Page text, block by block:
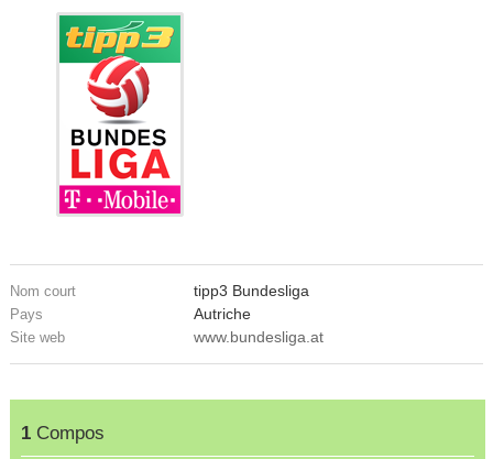
Nom court tipp3 Bundesliga
Pays Autriche
Site web www.bundesliga.at
1Compos